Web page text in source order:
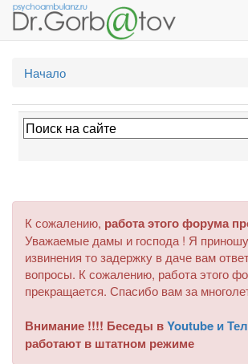
Начало
К сожалению, работа этого форума
Уважаемые дамы и господа ! Я
извинения то задержку в даче вам
вопросы. К сожалению, работа этого
прекращается. Спасибо вам за
Внимание !!!! Беседы вYoutube и
работают в штатном режиме